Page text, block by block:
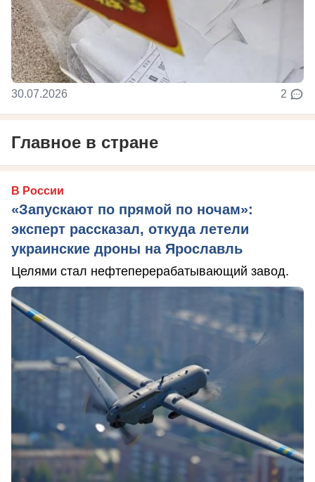
30.07.2026 2
Главное в стране
В России
«Запускают по прямой по ночам»:
эксперт рассказал, откуда летели
украинские дроны на Ярославль
Целями стал нефтеперерабатывающий завод.